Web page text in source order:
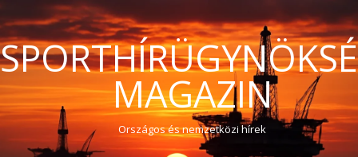
MAGAZIN
Országos és nemzetközi hírek